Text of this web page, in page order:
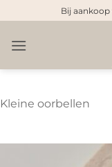
naar
inhoud
Bij
Kleine oorbellen